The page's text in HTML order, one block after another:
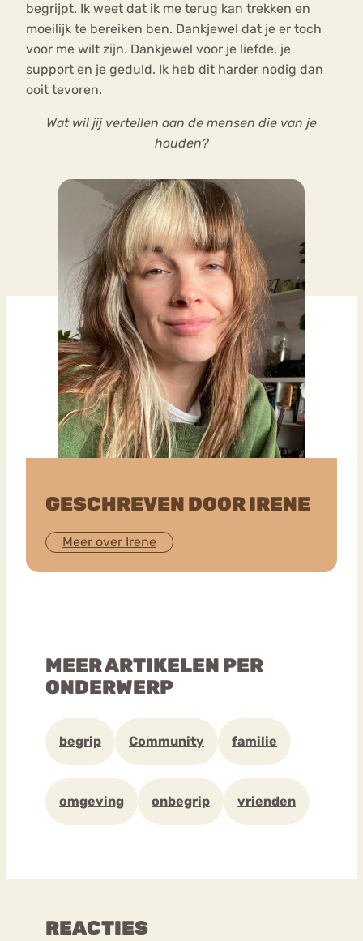
begrijpt. Ik weet dat ik me terug kan trekken en
moeilijk te bereiken ben. Dankjewel dat je er toch
voor me wilt zijn. Dankjewel voor je liefde, je
support en je geduld. Ik heb dit harder nodig dan
ooit tevoren.
Wat wil jij vertellen aan de mensen die van je
houden?
GESCHREVEN DOOR IRENE
Meer over Irene
MEER ARTIKELEN PER
ONDERWERP
begrip Community familie
omgeving onbegrip vrienden
REACTIES